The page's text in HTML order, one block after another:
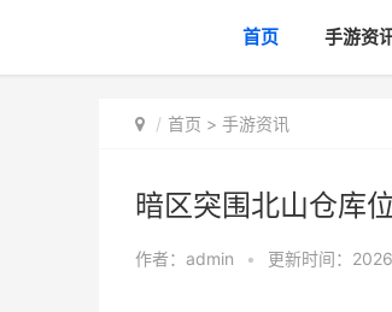
首页 手游资
首页 > 手游资讯
暗区突围北山仓库
作者： admin • 更新时间：